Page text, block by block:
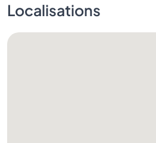
Localisations